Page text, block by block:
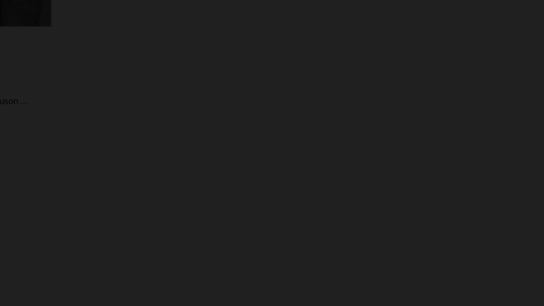
Cuir de chèvre marron, blouson G-1 Maverick avec 17 patchs officiels.